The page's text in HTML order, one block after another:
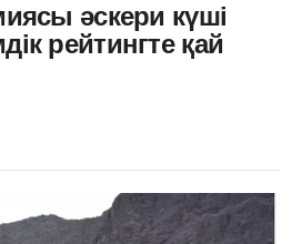
әскери күші
рейтингте қай